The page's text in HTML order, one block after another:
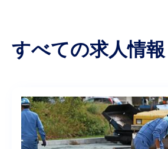
すべての求人情報